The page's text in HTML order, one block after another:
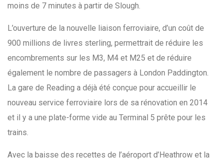
moins de 7 minutes à partir de Slough.
L’ouverture de la nouvelle liaison ferroviaire, d’un coût de
900 millions de livres sterling, permettrait de réduire les
encombrements sur les M3, M4 et M25 et de réduire
également le nombre de passagers à London Paddington.
La gare de Reading a déjà été conçue pour accueillir le
nouveau service ferroviaire lors de sa rénovation en 2014
et il y a une plate-forme vide au Terminal 5 prête pour les
trains.
Avec la baisse des recettes de l’aéroport d’Heathrow et la